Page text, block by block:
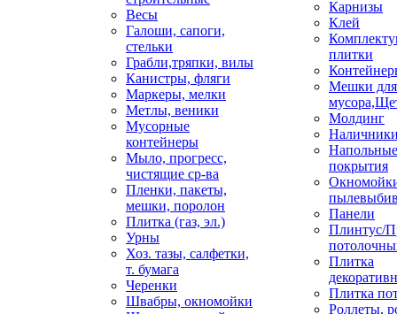
Весы
Галоши, сапоги,
стельки
Грабли,тряпки, вилы
Канистры, фляги
Маркеры, мелки
Метлы, веники
Мусорные
контейнеры
Мыло, прогресс,
чистящие ср-ва
Пленки, пакеты,
мешки, поролон
Плитка (газ, эл.)
Урны
Хоз. тазы, салфетки,
т. бумага
Черенки
Швабры, окномойки
Карнизы
Клей
плитки
Мешки для
Молдинг
Напольные
покрытия
Панели
Плинтус/
Плитка
Плитка
Роллеты,